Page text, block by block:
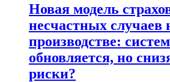
Новая модель
несчастных случаев
производстве:
обновляется, но
риски?